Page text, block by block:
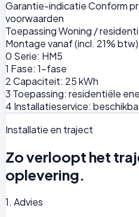
Garantie-indicatieConform
voorwaarden
ToepassingWoning /
Montage vanaf (incl. 21% btw)
0 Serie: HM5
1 Fase: 1-fase
2Capaciteit: 25 kWh
3 Toepassing: residentiële
4 Installatieservice:
Installatie en traject
Zo verloopt het
oplevering.
1. Advies